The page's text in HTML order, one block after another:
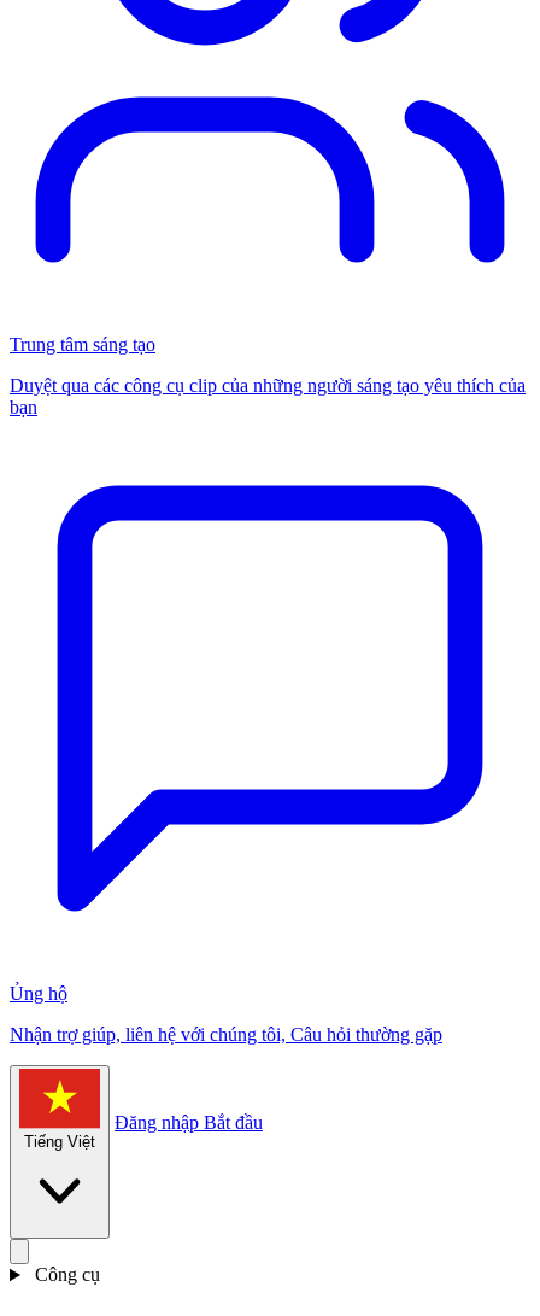
Trung tâm sáng tạo
Duyệt qua các công cụ clip của những người sáng tạo yêu thích của
bạn
Ủng hộ
Nhận trợ giúp, liên hệ với chúng tôi, Câu hỏi thường gặp
Tiếng Việt
Đăng nhập Bắt đầu
Công cụ